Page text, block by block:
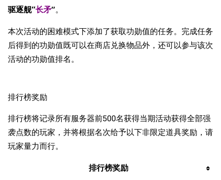
驱逐舰“长矛”。
本次活动的困难模式下添加了获取功勋值的任务。完成任务
后得到的功勋值既可以在商店兑换物品外，还可以参与该次
活动的功勋值排名。
排行榜奖励
排行榜将记录所有服务器前500名获得当期活动获得全部强
袭点数的玩家，并将根据名次给予以下非限定道具奖励，请
玩家量力而行。
排行榜奖励